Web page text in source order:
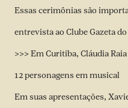
Essas cerimônias são
entrevista ao Clube Gazeta
>>> Em Curitiba, Cláudia
12 personagens em musical
Em suas apresentações,